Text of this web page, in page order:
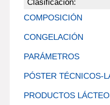
Clasificación:
COMPOSICIÓN
CONGELACIÓN
PARÁMETROS
PÓSTER TÉCNICOS-
PRODUCTOS